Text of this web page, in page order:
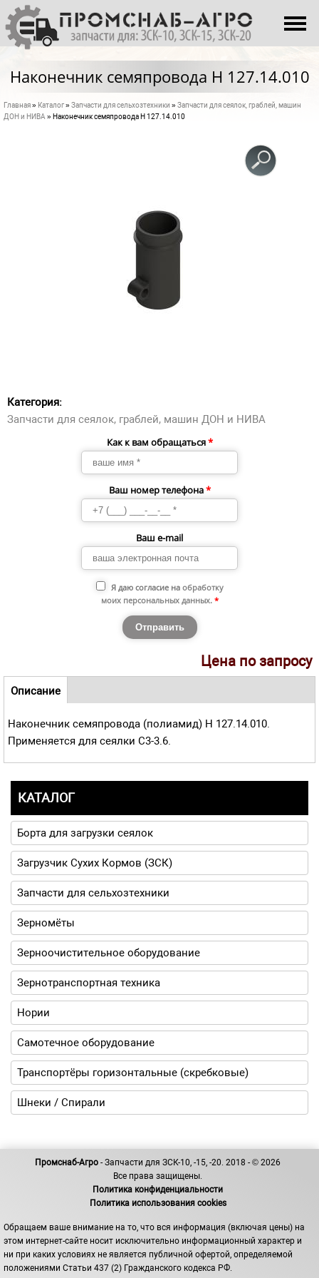
Перейти к основному содержанию
О НАС
КАТАЛОГ
ПРОИЗВОДСТВО
КОНТАКТЫ
Наконечник семяпровода H 127.14.010
Вы здесь
Главная» Каталог» Запчасти для сельхозтехники » Запчасти для сеялок, граблей, машин
ДОН и НИВА » Наконечник семяпровода H 127.14.010
Категория:
Запчасти для сеялок, граблей, машин ДОН и НИВА
Как к вам обращаться*
Ваш номер телефона*
Ваш e-mail
Я даю согласие на обработку
моих персональных данных. *
Цена по запросу
Навигационное меню
Описание
вкладка)
Наконечник семяпровода (полиамид) H 127.14.010.
Применяется для сеялки С3-3.6.
КАТАЛОГ
Борта для загрузки сеялок
Загрузчик Сухих Кормов (ЗСК)
Запчасти для сельхозтехники
Зерномёты
Зерноочистительное оборудование
Зернотранспортная техника
Нории
Самотечное оборудование
Транспортёры горизонтальные (скребковые)
Шнеки / Спирали
Промснаб-Агро - Запчасти для ЗСК-10, -15, -20. 2018 - © 2026
Все права защищены.
Политика конфиденциальности
Политика использования cookies
Обращаем ваше внимание на то, что вся информация (включая цены) на
этом интернет-сайте носит исключительно информационный характер и
ни при каких условиях не является публичной офертой, определяемой
положениями Статьи 437 (2) Гражданского кодекса РФ.